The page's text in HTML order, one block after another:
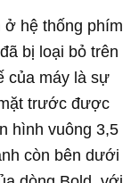
ở hệ thống phím
bị loại bỏ trên
của máy là sự
trước được
hình vuông 3,5
còn bên dưới